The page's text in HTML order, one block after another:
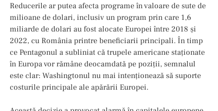
Reducerile ar putea afecta programe în valoare de sute de
milioane de dolari, inclusiv un program prin care 1,6
miliarde de dolari au fost alocate Europei între 2018 și
2022, cu România printre beneficiarii principali. În timp
ce Pentagonul a subliniat că trupele americane staționate
în Europa vor rămâne deocamdată pe poziții, semnalul
este clar: Washingtonul nu mai intenționează să suporte
costurile principale ale apărării Europei.